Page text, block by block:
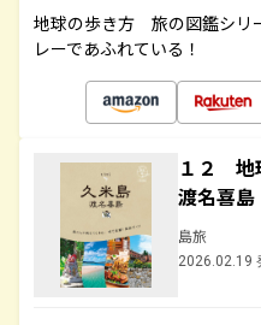
地球の歩き方 旅の図鑑シリ
レーであふれている！
１２
渡名喜
島旅
2026.02.19